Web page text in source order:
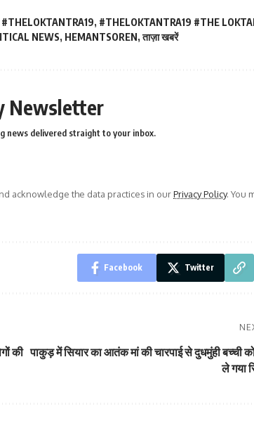
#THELOKTANTRA19, #THELOKTANTRA19 #THE
NEWS, HEMANTSOREN,ताज़ा खबरें
Newsletter
news delivered straight to your inbox.
acknowledge the data practices in ourPrivacy Policy. You
Facebook Twitter
की पाकुड़ में सियार का आतंक मां की चारपाई से दुधमुंही बच्ची
ले गया